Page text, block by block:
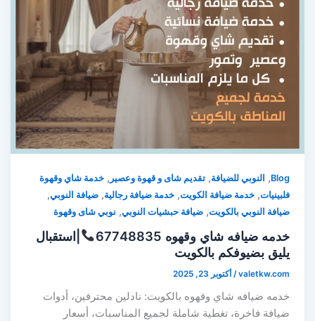
Blog
,النوبي للضيافة,تقديم شاى و قهوة وعصير, خدمة شاي وقهوة
فلبينيات,خدمة ضيافة الكويت,خدمة ضيافة رجالية,ضيافة النوبي,
ضيافة النوبي بالكويت,ضيافة حبشيات النوبي,نوبي شاى وقهوة
خدمه ضيافه شاي وقهوه 67748835
|استقبال
يليق بضيوفكم بالكويت
valetkw.com
/أكتوبر 23, 2025
خدمه ضيافه شاي وقهوه بالكويت: نادلين محترفين، أدوات
ضيافة فاخرة، تغطية شاملة لجميع المناسبات، أسعار